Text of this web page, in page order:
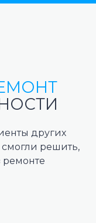
других
решить,
ремонте